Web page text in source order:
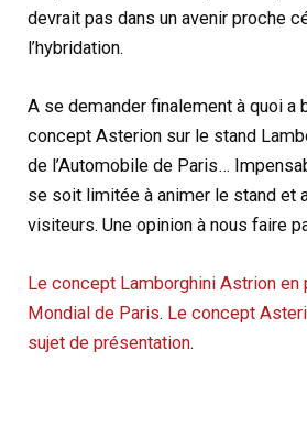
devrait pas dans un avenir proche
l’hybridation.
A se demander finalement à quoi a
concept Asterion sur le stand
de l’Automobile de Paris…
se soit limitée à animer le stand et
visiteurs. Une opinion à nous faire
Le concept Lamborghini Astrion en
Mondial de Paris. Le concept
sujet de présentation.